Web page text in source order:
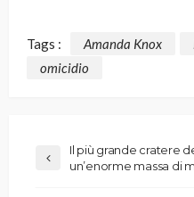
Tags : Amanda Knox
omicidio
Il più grande cratere
un’enorme massa di